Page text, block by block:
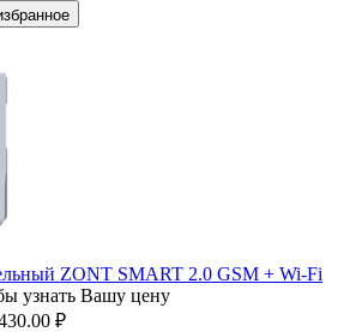
ZONT SMART 2.0 GSM + Wi-Fi
узнать Вашу цену
₽